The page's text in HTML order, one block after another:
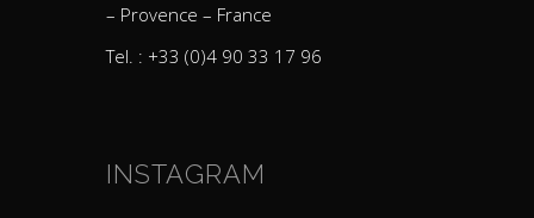
– Provence – France
Tel. : +33 (0)4 90 33 17 96
INSTAGRAM